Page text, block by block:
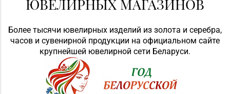
ЮВЕЛИРНЫХ МАГАЗИНОВ
Более тысячи ювелирных изделий из золота и серебра,
часов и сувенирной продукции на официальном сайте
крупнейшей ювелирной сети Беларуси.